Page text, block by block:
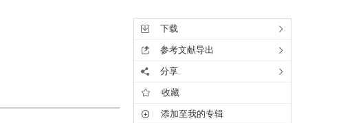
下载
参考文献导出
分享
收藏
添加至我的专辑